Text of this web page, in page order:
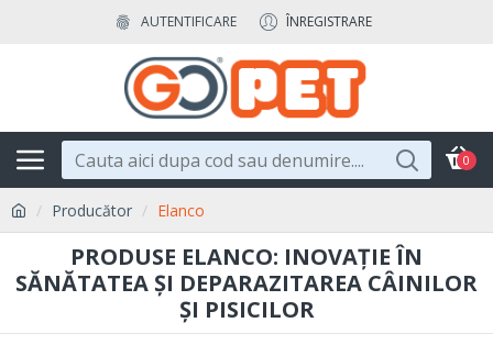
AUTENTIFICARE ÎNREGISTRARE
0
Producător Elanco
PRODUSE ELANCO: INOVAȚIE ÎN
SĂNĂTATEA ȘI DEPARAZITAREA CÂINILOR
ȘI PISICILOR